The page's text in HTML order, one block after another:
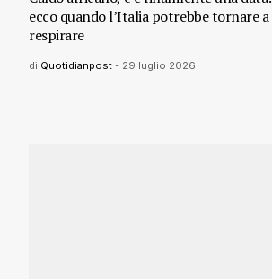
ecco quando l’Italia potrebbe tornare a
respirare
di Quotidianpost - 29 luglio 2026